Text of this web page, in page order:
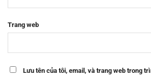
Trang web
Lưu tên của tôi, email, và trang web trong